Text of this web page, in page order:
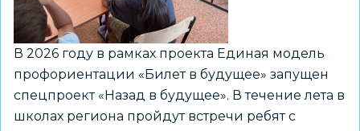
начала
работу
В 2026 году в рамках проекта Единая модель
профориентации «Билет в будущее» запущен
спецпроект «Назад в будущее». В течение лета в
школах региона пройдут встречи ребят с